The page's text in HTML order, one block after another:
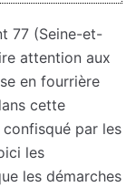
77 (Seine-et-
attention aux
en fourrière
cette
par les
les
les démarches